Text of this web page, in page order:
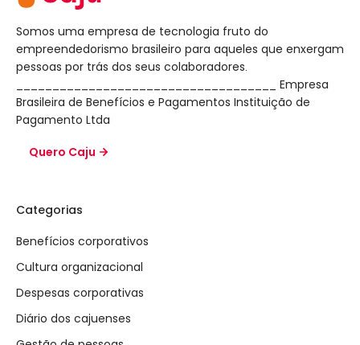
Somos uma empresa de tecnologia fruto do
empreendedorismo brasileiro para aqueles que enxergam
pessoas por trás dos seus colaboradores.
____________________________________ Empresa
Brasileira de Benefícios e Pagamentos Instituição de
Pagamento Ltda
Quero Caju
Categorias
Benefícios corporativos
Cultura organizacional
Despesas corporativas
Diário dos cajuenses